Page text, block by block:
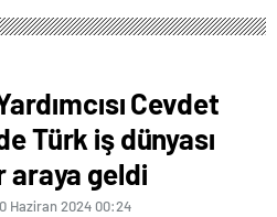
Cevdet
Türk iş dünyası
geldi
Haziran 2024 00:24